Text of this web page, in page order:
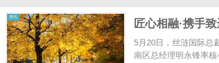
资讯
匠心相融·携手
流指导
5月20日，丝涟国际总
南区总经理明永锋率